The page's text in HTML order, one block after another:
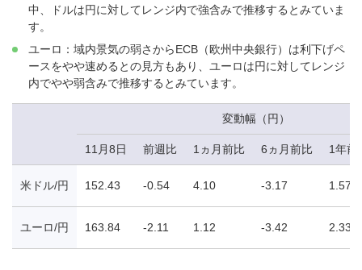
中、ドルは円に対してレンジ内で強含みで推移するとみていま
す。
ユーロ：域内景気の弱さからECB（欧州中央銀行）は利下げペ
ースをやや速めるとの見方もあり、ユーロは円に対してレンジ
内でやや弱含みで推移するとみています。
変動幅（円）
11月8日 前週比 1ヵ月前比 6ヵ月前比 1年前
米ドル/円 152.43 -0.54 4.10 -3.17 1.57
ユーロ/円 163.84 -2.11 1.12 -3.42 2.33